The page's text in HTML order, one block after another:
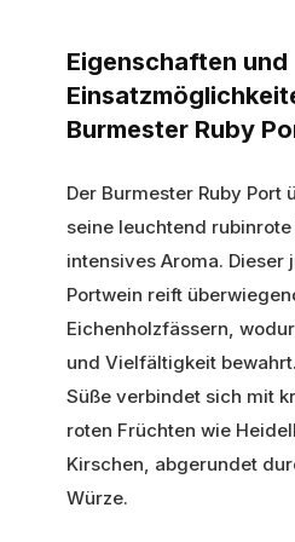
Eigenschaften und
Burmester Ruby
Der Burmester Ruby Port
seine leuchtend
intensives Aroma.
Portwein reift
Eichenholzfässern,
und Vielfältigkeit
Süße verbindet sich mit
roten Früchten wie
Kirschen, abgerundet
Würze.